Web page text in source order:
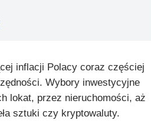
inflacji Polacy coraz częściej
Wybory inwestycyjne
lokat, przez nieruchomości, aż
sztuki czy kryptowaluty.